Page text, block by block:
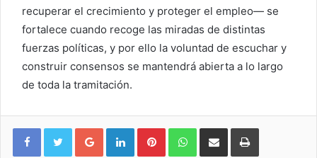
recuperar el crecimiento y proteger el empleo— se
fortalece cuando recoge las miradas de distintas
fuerzas políticas, y por ello la voluntad de escuchar y
construir consensos se mantendrá abierta a lo largo
de toda la tramitación.
Google+ LinkedIn Pinterest WhatsApp